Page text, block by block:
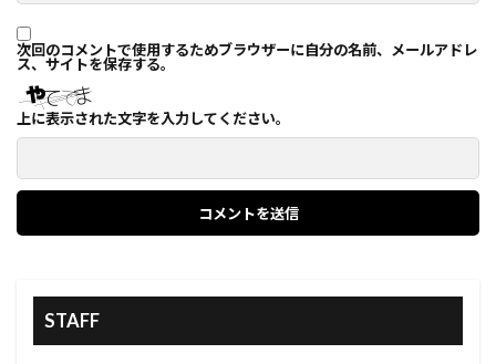
次回のコメントで使用するためブラウザーに自分の名前、メールアドレ
ス、サイトを保存する。
上に表示された文字を入力してください。
STAFF